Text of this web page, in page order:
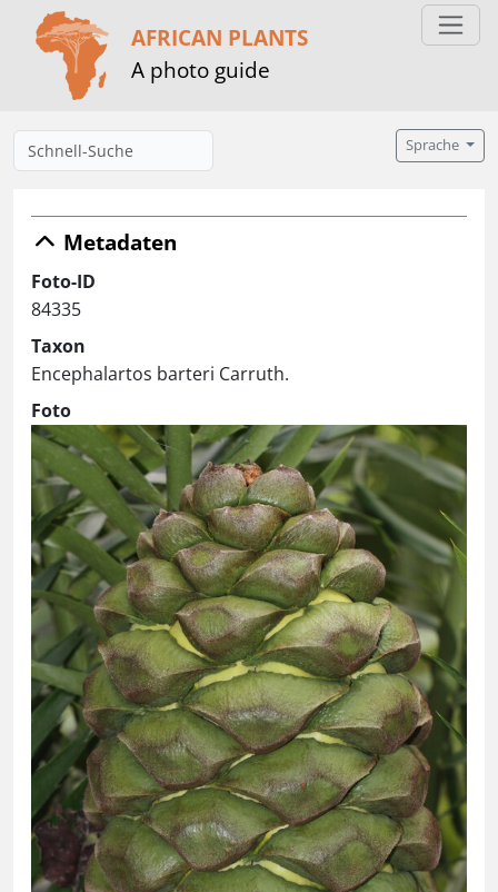
AFRICAN PLANTS
A photo guide
Sprache
Metadaten
Foto-ID
84335
Taxon
Encephalartos barteri Carruth.
Foto